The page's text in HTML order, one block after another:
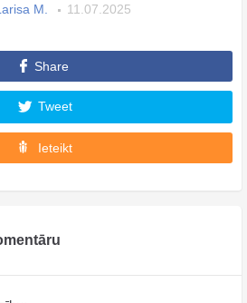
M. 11.07.2025
Share
Tweet
Ieteikt